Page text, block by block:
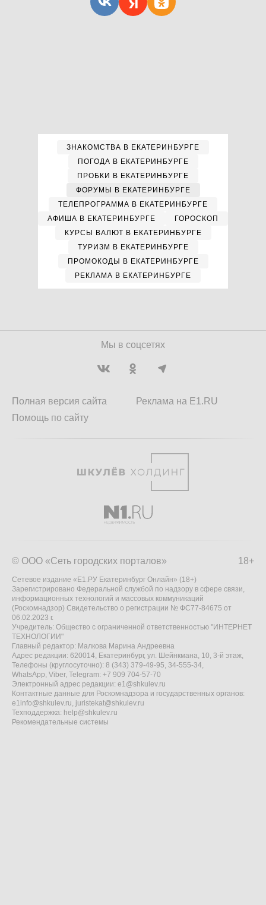
ЗНАКОМСТВА В ЕКАТЕРИНБУРГЕ
ПОГОДА В ЕКАТЕРИНБУРГЕ
ПРОБКИ В ЕКАТЕРИНБУРГЕ
ФОРУМЫ В ЕКАТЕРИНБУРГЕ
ТЕЛЕПРОГРАММА В ЕКАТЕРИНБУРГЕ
АФИША В ЕКАТЕРИНБУРГЕ
ГОРОСКОП
КУРСЫ ВАЛЮТ В ЕКАТЕРИНБУРГЕ
ТУРИЗМ В ЕКАТЕРИНБУРГЕ
ПРОМОКОДЫ В ЕКАТЕРИНБУРГЕ
РЕКЛАМА В ЕКАТЕРИНБУРГЕ
Мы в соцсетях
Полная версия сайта
Помощь по сайту
Реклама на E1.RU
18+
© ООО «Сеть городских порталов»
Сетевое издание «Е1.РУ Екатеринбург Онлайн» (18+)
Зарегистрировано Федеральной службой по надзору в сфере связи,
информационных технологий и массовых коммуникаций
(Роскомнадзор) Свидетельство о регистрации № ФС77-84675 от
06.02.2023 г.
Учредитель: Общество с ограниченной ответственностью "ИНТЕРНЕТ
ТЕХНОЛОГИИ"
Главный редактор: Малкова Марина Андреевна
Адрес редакции: 620014, Екатеринбург, ул. Шейнкмана, 10, 3-й этаж,
Телефоны (круглосуточно): 8 (343) 379-49-95, 34-555-34,
WhatsApp, Viber, Telegram: +7 909 704-57-70
Электронный адрес редакции: e1@shkulev.ru
Контактные данные для Роскомнадзора и государственных органов:
e1info@shkulev.ru, juristekat@shkulev.ru
Техподдержка: help@shkulev.ru
Рекомендательные системы